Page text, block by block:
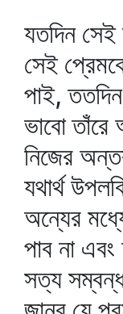
যতদিন
সেই
পাই,
ভাবো তাঁরে
নিজের
যথার্থ
অন্যের
পাব না
সত্য